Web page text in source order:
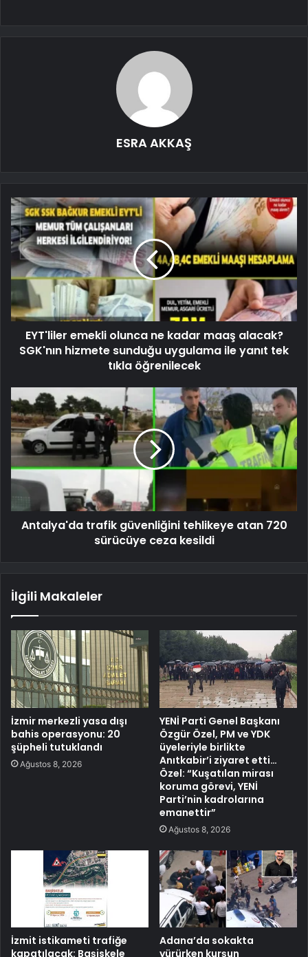
ESRA AKKAŞ
EYT'liler emekli olunca ne kadar maaş alacak?
SGK'nın hizmete sunduğu uygulama ile yanıt tek
tıkla öğrenilecek
Antalya'da trafik güvenliğini tehlikeye atan 720
sürücüye ceza kesildi
İlgili Makaleler
İzmir merkezli yasa dışı
bahis operasyonu: 20
şüpheli tutuklandı
Ağustos 8, 2026
YENİ Parti Genel Başkanı
Özgür Özel, PM ve YDK
üyeleriyle birlikte
Anıtkabir’i ziyaret etti…
Özel: “Kuşatılan mirası
koruma görevi, YENİ
Parti’nin kadrolarına
emanettir”
Ağustos 8, 2026
İzmit istikameti trafiğe
kapatılacak: Başiskele
Adana’da sokakta
yürürken kurşun